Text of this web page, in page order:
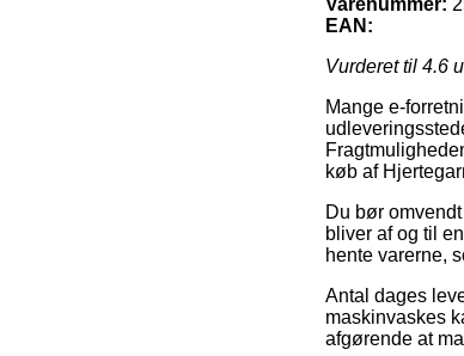
EAN:
Vurderet til 4.6
Mange e-
køb af
Du bør
bliver af og til
hente varerne,
Antal dages
maskinvaskes
afgørende at